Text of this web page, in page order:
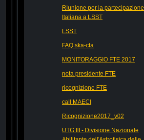
Riunione per la partecipazione
Italiana a LSST
LSST
FAQ ska-cta
MONITORAGGIO FTE 2017
nota presidente FTE
ricognizione FTE
call MAECI
Ricognizione2017_v02
UTG III - Divisione Nazionale